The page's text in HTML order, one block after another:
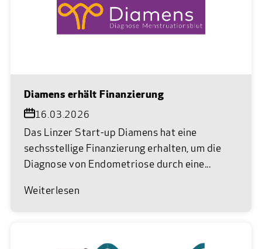
Diamens erhält Finanzierung
16.03.2026
Das Linzer Start-up Diamens hat eine
sechsstellige Finanzierung erhalten, um die
Diagnose von Endometriose durch eine...
Weiterlesen